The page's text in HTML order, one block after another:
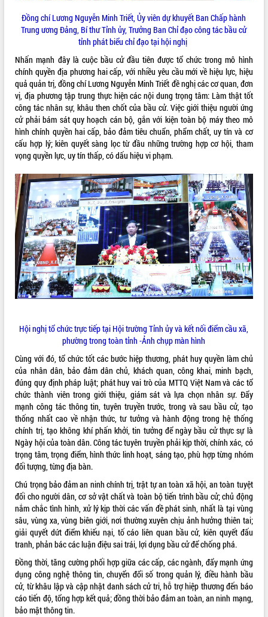
II/2026
Đắk Lắk ký kết thỏa thuận hợp tác về
chuyển đổi số giai đoạn 2026 – 2030
với Tập đoàn Bưu chính Viễn thông
Việt Nam
Thứ trưởng Bộ Y tế làm việc với tỉnh
Đắk Lắk về phát triển nhân lực y tế
cho trạm y tế cấp xã
Du lịch Đắk Lắk nâng tầm trải nghiệm
du khách thông qua Hệ thống cơ sở dữ
liệu và Bản đồ số
Tập huấn ứng dụng trí tuệ nhân tạo (AI)
trong thương mại điện tử năm 2026
Đoàn đại biểu Quốc hội tỉnh Đắk Lắk
trao đổi thông tin trước Kỳ họp thứ
nhất, Quốc hội khóa XVI
Quyết liệt cải cách hành chính, khơi
thông nguồn lực phát triển
Nâng cao hiệu lực, hiệu quả HĐND
tỉnh thông qua hiện đại hóa hành chính
Xã Ea Phê gắn cải cách hành chính với
chuyển đổi số
tâm Phục vụ hành chính công xã Ea
Xây dựng nền hành chính số đồng
hành cùng nông dân dân, doanh nghiệp
Giai đoạn 2026-2030, Đắk Lắk phấn
đấu có 77% xã đạt chuẩn nông thôn
mới
Chuyển đổi số 'mở đường' cho nông
nghiệp Đắk Lắk tăng trưởng bứt phá
Triển khai đồng bộ đo đạc, lập hồ sơ
địa chính, hoàn thiện cơ sở dữ liệu đất
Ứng dụng sinh trắc học - Bước tiến
trong hành trình chuyển đổi số tại Đắk
Lắk
Đắk Lắk nâng cao hiệu quả công tác
Đảng từ Sổ tay đảng viên điện tử
Đắk Lắk đẩy mạnh nuôi biển công
nghệ, hướng tới phát triển thủy sản
bền vững
Tập huấn nâng cao năng lực triển khai
chuyển đổi số cho cán bộ, công chức
Đồng chí Lương Nguyễn Minh Triết, Ủy viên dự khuyết Ban Chấp hành
Trung ương Đảng, Bí thư Tỉnh ủy, Trưởng Ban Chỉ đạo công tác bầu cử
tỉnh phát biểu chỉ đạo tại hội nghị
Nhấn mạnh đây là cuộc bầu cử đầu tiên được tổ chức trong mô hình
chính quyền địa phương hai cấp, với nhiều yêu cầu mới về hiệu lực, hiệu
quả quản trị, đồng chí Lương Nguyễn Minh Triết đề nghị các cơ quan, đơn
vị, địa phương tập trung thực hiện các nội dung trọng tâm: Làm thật tốt
công tác nhân sự, khâu then chốt của bầu cử. Việc giới thiệu người ứng
cử phải bám sát quy hoạch cán bộ, gắn với kiện toàn bộ máy theo mô
hình chính quyền hai cấp, bảo đảm tiêu chuẩn, phẩm chất, uy tín và cơ
cấu hợp lý; kiên quyết sàng lọc từ đầu những trường hợp cơ hội, tham
vọng quyền lực, uy tín thấp, có dấu hiệu vi phạm.
Hội nghị tổ chức trực tiếp tại Hội trường Tỉnh ủy và kết nối điểm cầu xã,
phường trong toàn tỉnh -Ảnh chụp màn hình
Cùng với đó, tổ chức tốt các bước hiệp thương, phát huy quyền làm chủ
của nhân dân, bảo đảm dân chủ, khách quan, công khai, minh bạch,
đúng quy định pháp luật; phát huy vai trò của MTTQ Việt Nam và các tổ
chức thành viên trong giới thiệu, giám sát và lựa chọn nhân sự. Đẩy
mạnh công tác thông tin, tuyên truyền trước, trong và sau bầu cử, tạo
thống nhất cao về nhận thức, tư tưởng và hành động trong hệ thống
chính trị, tạo không khí phấn khởi, tin tưởng để ngày bầu cử thực sự là
Ngày hội của toàn dân. Công tác tuyên truyền phải kịp thời, chính xác, có
trọng tâm, trọng điểm, hình thức linh hoạt, sáng tạo, phù hợp từng nhóm
đối tượng, từng địa bàn.
Chú trọng bảo đảm an ninh chính trị, trật tự an toàn xã hội, an toàn tuyệt
đối cho người dân, cơ sở vật chất và toàn bộ tiến trình bầu cử; chủ động
nắm chắc tình hình, xử lý kịp thời các vấn đề phát sinh, nhất là tại vùng
sâu, vùng xa, vùng biên giới, nơi thường xuyên chịu ảnh hưởng thiên tai;
giải quyết dứt điểm khiếu nại, tố cáo liên quan bầu cử, kiên quyết đấu
tranh, phản bác các luận điệu sai trái, lợi dụng bầu cử để chống phá.
Đồng thời, tăng cường phối hợp giữa các cấp, các ngành, đẩy mạnh ứng
dụng công nghệ thông tin, chuyển đổi số trong quản lý, điều hành bầu
cử, từ khâu lập và cập nhật danh sách cử tri, hỗ trợ hiệp thương đến báo
cáo tiến độ, tổng hợp kết quả; đồng thời bảo đảm an toàn, an ninh mạng,
bảo mật thông tin.